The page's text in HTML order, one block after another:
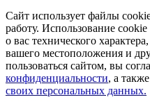
Сайт использует файлы
работу. Использование
о вас технического
вашего местоположения и
пользоваться сайтом, вы
конфиденциальности, а
своих персональных данных.